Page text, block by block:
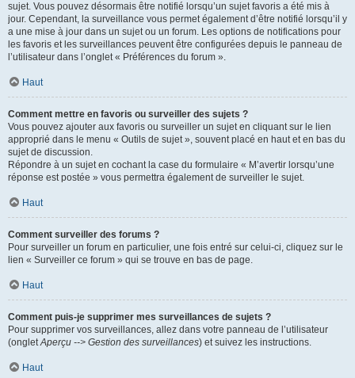
sujet. Vous pouvez désormais être notifié lorsqu’un sujet favoris a été mis à
jour. Cependant, la surveillance vous permet également d’être notifié lorsqu’il y
a une mise à jour dans un sujet ou un forum. Les options de notifications pour
les favoris et les surveillances peuvent être configurées depuis le panneau de
l’utilisateur dans l’onglet « Préférences du forum ».
Haut
Comment mettre en favoris ou surveiller des sujets ?
Vous pouvez ajouter aux favoris ou surveiller un sujet en cliquant sur le lien
approprié dans le menu « Outils de sujet », souvent placé en haut et en bas du
sujet de discussion.
Répondre à un sujet en cochant la case du formulaire « M’avertir lorsqu’une
réponse est postée » vous permettra également de surveiller le sujet.
Haut
Comment surveiller des forums ?
Pour surveiller un forum en particulier, une fois entré sur celui-ci, cliquez sur le
lien « Surveiller ce forum » qui se trouve en bas de page.
Haut
Comment puis-je supprimer mes surveillances de sujets ?
Pour supprimer vos surveillances, allez dans votre panneau de l’utilisateur
(ongletAperçu --> Gestion des surveillances) et suivez les instructions.
Haut